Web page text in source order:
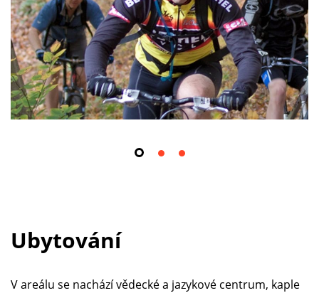
Ubytování
V areálu se nachází vědecké a jazykové centrum, kaple